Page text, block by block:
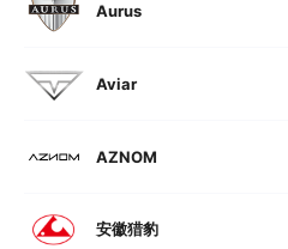
Aurus
Aviar
AZNOM
安徽猎豹